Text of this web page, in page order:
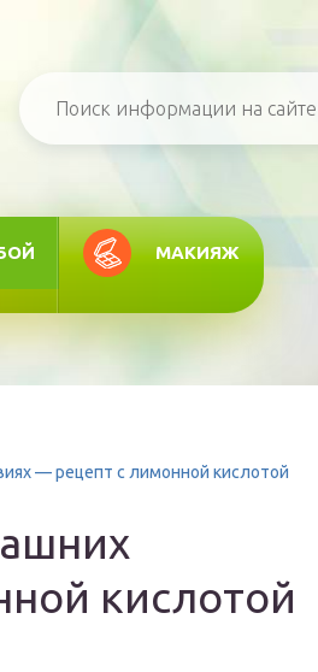
МАКИЯЖ
— рецепт с лимонной кислотой
кислотой